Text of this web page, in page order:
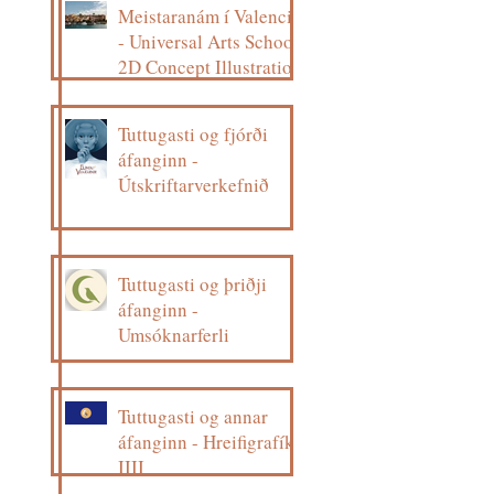
Meistaranám í Valencia
- Universal Arts School,
2D Concept Illustration
Tuttugasti og fjórði
áfanginn -
Útskriftarverkefnið
Tuttugasti og þriðji
áfanginn -
Umsóknarferli
Tuttugasti og annar
áfanginn - Hreifigrafík
IIII